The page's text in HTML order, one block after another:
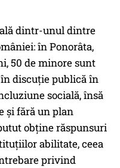
dintr-unul dintre
în Ponorâta,
50 de minore sunt
discuție publică în
socială, însă
și fără un plan
obține răspunsuri
abilitate, ceea
privind